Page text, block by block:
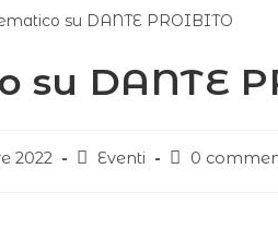
DANTE
2022 Eventi 0